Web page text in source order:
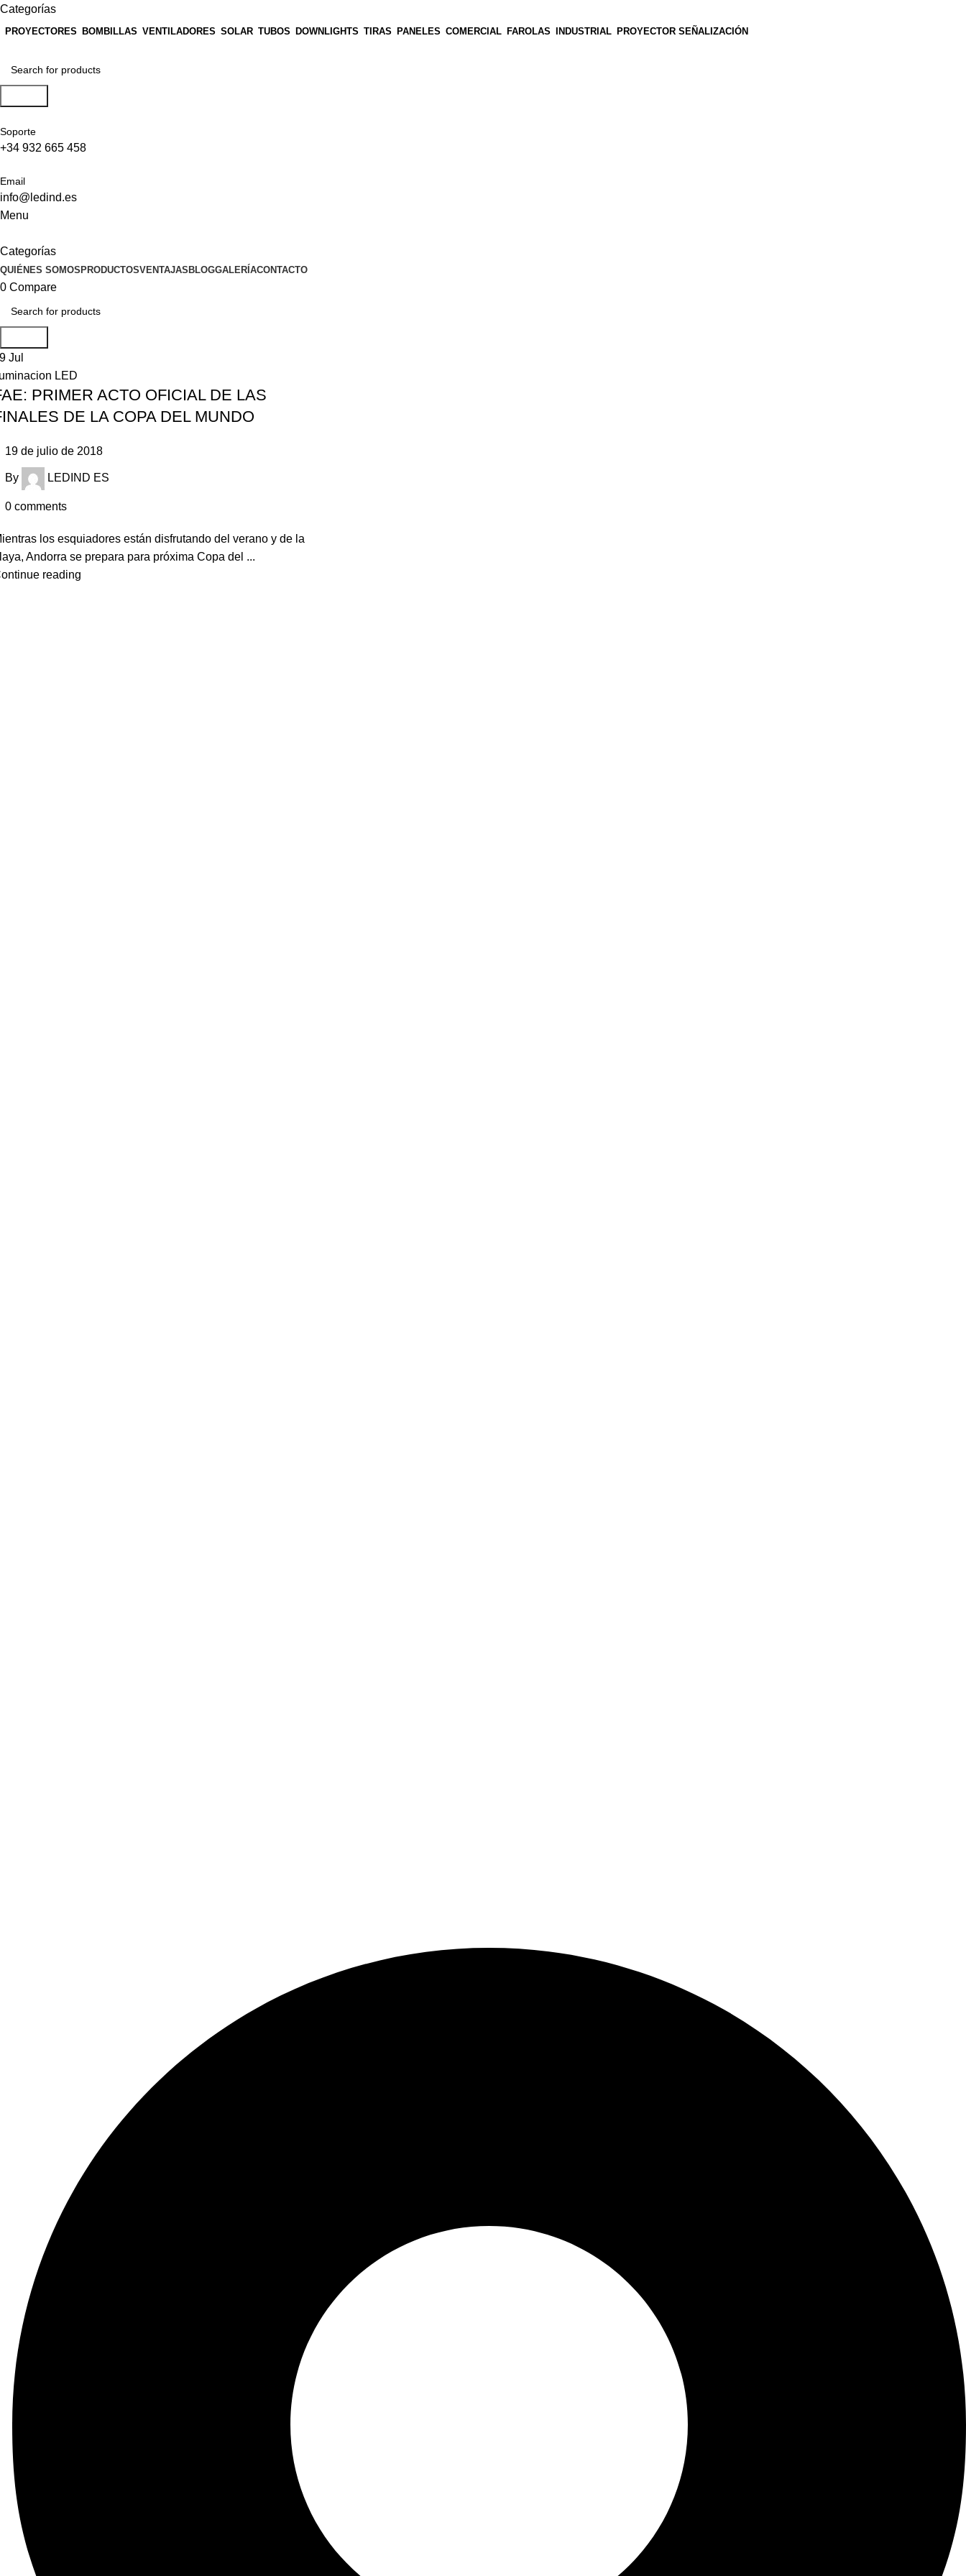
Categorías
PROYECTORES BOMBILLAS VENTILADORES SOLAR TUBOS DOWNLIGHTS TIRAS PANELES COMERCIAL FAROLAS INDUSTRIAL PROYECTOR SEÑALIZACIÓN
Soporte
+34 932 665 458‬
Email
info@ledind.es
Menu
Categorías
QUIÉNES SOMOSPRODUCTOSVENTAJASBLOGGALERÍACONTACTO
0 Compare
Jul
LED
PRIMER ACTO OFICIAL DE LAS
DE LA COPA DEL MUNDO
19 de julio de 2018
By LEDIND ES
0 comments
los esquiadores están disfrutando del verano y de la
Andorra se prepara para próxima Copa del ...
reading